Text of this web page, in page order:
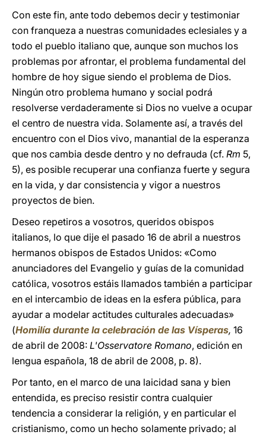
Con este fin, ante todo debemos decir y testimoniar
con franqueza a nuestras comunidades eclesiales y a
todo el pueblo italiano que, aunque son muchos los
problemas por afrontar, el problema fundamental del
hombre de hoy sigue siendo el problema de Dios.
Ningún otro problema humano y social podrá
resolverse verdaderamente si Dios no vuelve a ocupar
el centro de nuestra vida. Solamente así, a través del
encuentro con el Dios vivo, manantial de la esperanza
que nos cambia desde dentro y no defrauda (cf. Rm 5,
5), es posible recuperar una confianza fuerte y segura
en la vida, y dar consistencia y vigor a nuestros
proyectos de bien.
Deseo repetiros a vosotros, queridos obispos
italianos, lo que dije el pasado 16 de abril a nuestros
hermanos obispos de Estados Unidos: «Como
anunciadores del Evangelio y guías de la comunidad
católica, vosotros estáis llamados también a participar
en el intercambio de ideas en la esfera pública, para
ayudar a modelar actitudes culturales adecuadas»
(Homilía durante la celebración de las Vísperas, 16
de abril de 2008: L'Osservatore Romano, edición en
lengua española, 18 de abril de 2008, p. 8).
Por tanto, en el marco de una laicidad sana y bien
entendida, es preciso resistir contra cualquier
tendencia a considerar la religión, y en particular el
cristianismo, como un hecho solamente privado; al